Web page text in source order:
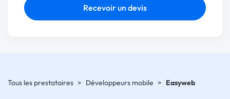
Recevoir un devis
Tous les prestataires > Développeurs mobile > Easyweb